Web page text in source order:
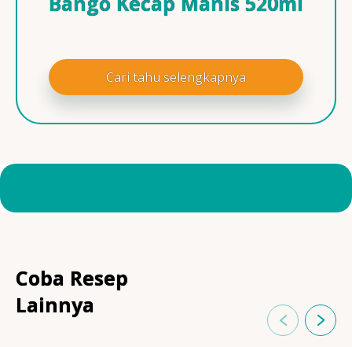
Cari tahu selengkapnya
Coba Resep
Lainnya